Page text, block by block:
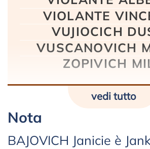
VIOLANTE
VUJIOCICH
VUSCANOVICH
ZOPIVICH
vedi tutto
Nota
BAJOVICH Janicie è